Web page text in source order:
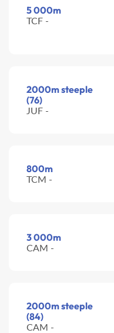
5 000m
TCF -
2000m steeple
(76)
JUF -
800m
TCM -
3 000m
CAM -
2000m steeple
(84)
CAM -